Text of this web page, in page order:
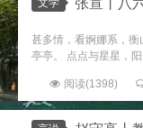
文学 张宣丨八
甚多情，看婀娜系，
亭亭。 点点与星星，
阅读(1398)